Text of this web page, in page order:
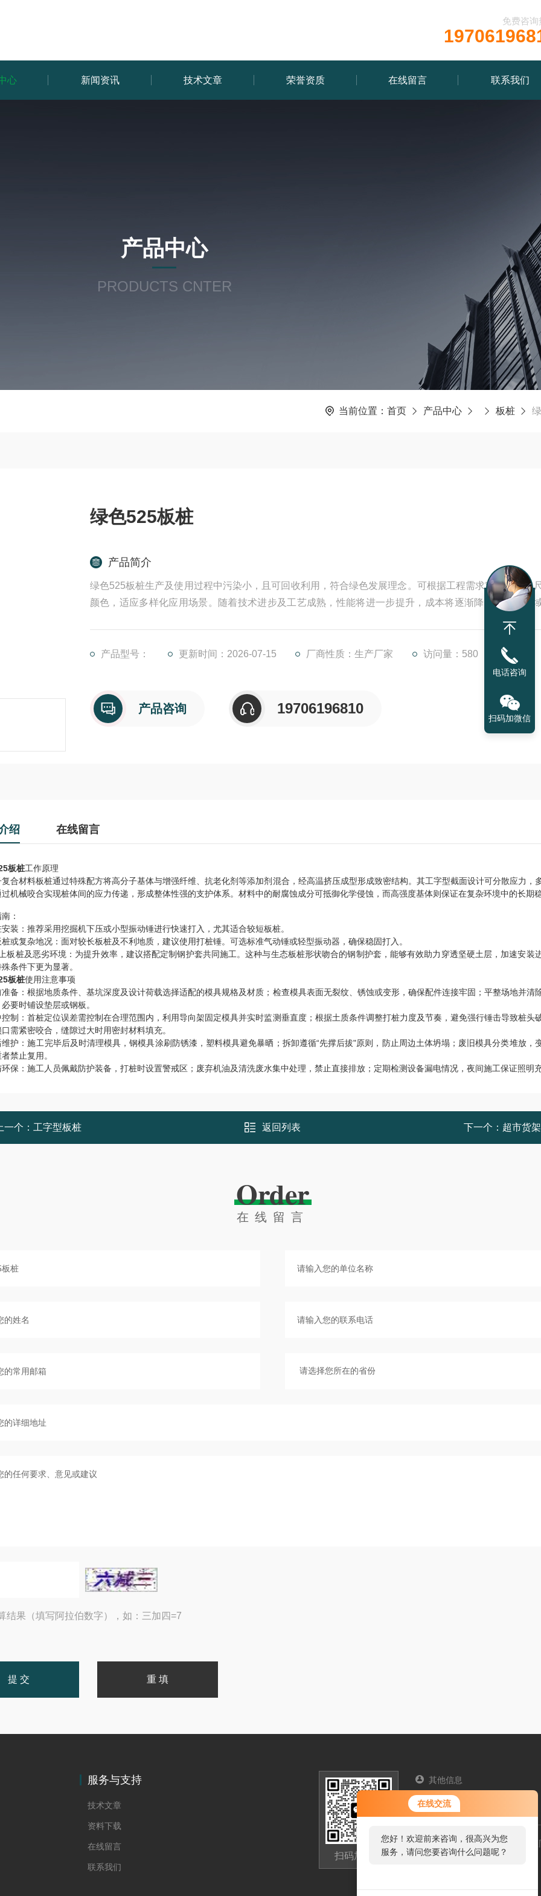
在线交流
您好！欢迎前来咨询，很高兴为您
服务，请问您要咨询什么问题呢？
您好，看您停留很久了，是否找到
了需求产品，您可以直接在线与我
免费咨询
心 新闻资讯 技术文章 荣誉资质 在线留言 联系我们
产品中心
PRODUCTS CNTER
当前位置： 首页 产品中心 板桩
绿色525板桩
产品简介
绿色525板桩生产及使用过程中污染小，且可回收利用，符合绿色发展理念。可根据工程需求定制形状、
颜色，适应多样化应用场景。随着技术进步及工艺成熟，性能将进一步提升，成本将逐渐降低，应用领
产品型号： 更新时间：2026-07-15 厂商性质：生产厂家 访问量：580
产品咨询 19706196810
绍 在线留言
板桩工作原理
合材料板桩通过特殊配方将高分子基体与增强纤维、抗老化剂等添加剂混合，经高温挤压成型形成致密结构。其工字型截面设计可分散应力，
机械咬合实现桩体间的应力传递，形成整体性强的支护体系。材料中的耐腐蚀成分可抵御化学侵蚀，而高强度基体则保证在复杂环境中的长期
：
装：推荐采用挖掘机下压或小型振动锤进行快速打入，尤其适合较短板桩。
或复杂地况：面对较长板桩及不利地质，建议使用打桩锤。可选标准气动锤或轻型振动器，确保稳固打入。
板桩及恶劣环境：为提升效率，建议搭配定制钢护套共同施工。这种与生态板桩形状吻合的钢制护套，能够有效助力穿透坚硬土层，加速安装
条件下更为显著。
板桩使用注意事项
备：根据地质条件、基坑深度及设计荷载选择适配的模具规格及材质；检查模具表面无裂纹、锈蚀或变形，确保配件连接牢固；平整场地并清
要时铺设垫层或钢板。
制：首桩定位误差需控制在合理范围内，利用导向架固定模具并实时监测垂直度；根据土质条件调整打桩力度及节奏，避免强行锤击导致桩头
需紧密咬合，缝隙过大时用密封材料填充。
护：施工完毕后及时清理模具，钢模具涂刷防锈漆，塑料模具避免暴晒；拆卸遵循“先撑后拔"原则，防止周边土体坍塌；废旧模具分类堆放，
禁止复用。
保：施工人员佩戴防护装备，打桩时设置警戒区；废弃机油及清洗废水集中处理，禁止直接排放；定期检测设备漏电情况，夜间施工保证照明
一个： 工字型板桩 返回列表 下一个： 超市货
Order
在线留言
结果（填写阿拉伯数字），如：三加四=7
服务与支持
技术文章
资料下载
在线留言
联系我们
扫码加微信
其他信息
联系人：赵欢
浙江省嘉兴桐乡市经济开发
电话咨询
扫码加微信